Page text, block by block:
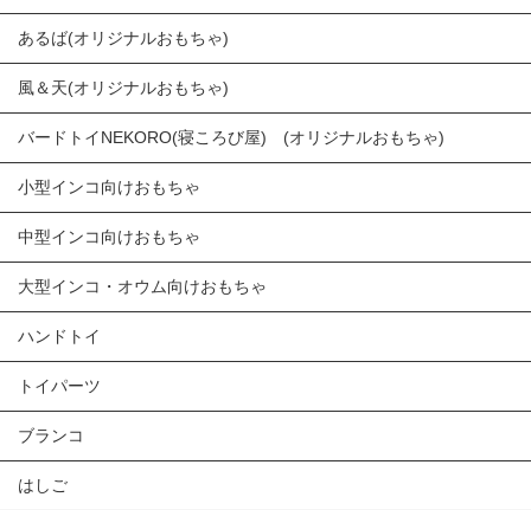
あるば(オリジナルおもちゃ)
風＆天(オリジナルおもちゃ)
バードトイNEKORO(寝ころび屋) (オリジナルおもちゃ)
小型インコ向けおもちゃ
中型インコ向けおもちゃ
大型インコ・オウム向けおもちゃ
ハンドトイ
トイパーツ
ブランコ
はしご